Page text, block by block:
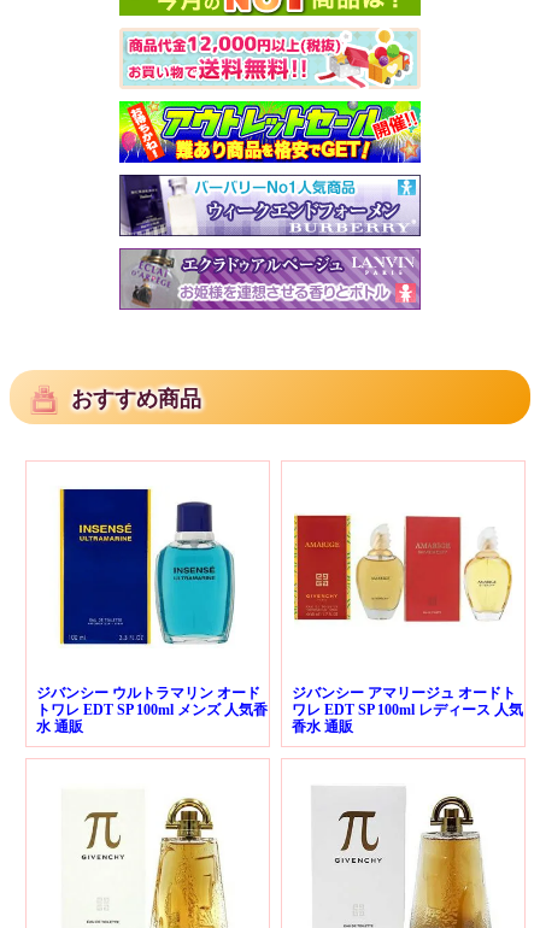
おすすめ商品
ジバンシー ウルトラマリン オード
トワレ EDT SP 100ml メンズ 人気香
水 通販
ジバンシー アマリージュ オードト
ワレ EDT SP 100ml レディース 人気
香水 通販